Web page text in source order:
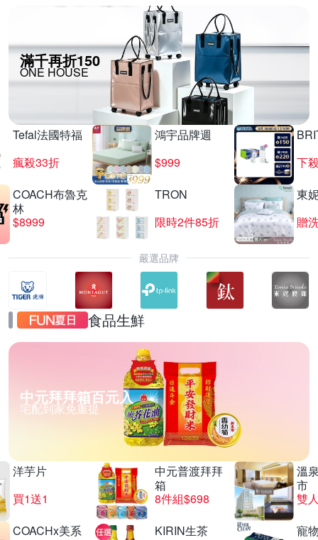
滿千再折150
ONE HOUSE
Tefal法國特福
瘋殺33折
鴻宇品牌週
$999
下
COACH布魯克
林
$8999
TRON
限時2件85折
東
贈
嚴選品牌
食品生鮮
中元拜拜箱百元入
宅配到家免重提
洋芋片
買1送1
中元普渡拜拜
箱
8件組$698
溫
市
COACHx美系
KIRIN生茶
寵